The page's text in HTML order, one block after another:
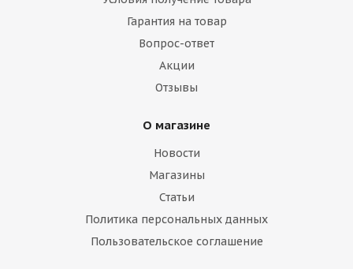
Гарантия на товар
Вопрос-ответ
Акции
Отзывы
О магазине
Новости
Магазины
Статьи
Политика персональных данных
Пользовательское соглашение